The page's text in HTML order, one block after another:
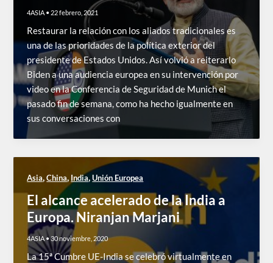
4ASIA • 22 febrero, 2021
Restaurar la relación con los aliados tradicionales es
una de las prioridades de la política exterior del
presidente de Estados Unidos. Así volvió a reiterarlo
Biden a una audiencia europea en su intervención por
video en la Conferencia de Seguridad de Munich el
pasado fin de semana, como ha hecho igualmente en
sus conversaciones con
Asia,China, India,Unión Europea
El alcance acelerado de la India a
Europa. Niranjan Marjani
4ASIA •30 noviembre, 2020
La 15ª Cumbre UE-India se celebró virtualmente en